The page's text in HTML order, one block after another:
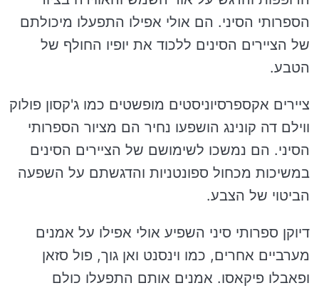
הספרותי הסיני. הם אולי אפילו התפעלו מיכולתם
של הציירים הסינים ללכוד את יופיו החולף של
הטבע.
ציירים אקספרסיוניסטים מופשטים כמו ג'קסון פולוק
ווילם דה קונינג הושפעו נחיר הם מציור הספרותי
הסיני. הם נמשכו לשימושם של הציירים הסינים
במשיכות מכחול ספונטניות והדגשתם על השפעה
הביטוי של הצבע.
דיוקן ספרותי סיני השפיע אולי אפילו על אמנים
מערביים אחרים, כמו וינסנט ואן גוך, פול סזאן
ופאבלו פיקאסו. אמנים אותם התפעלו כולם